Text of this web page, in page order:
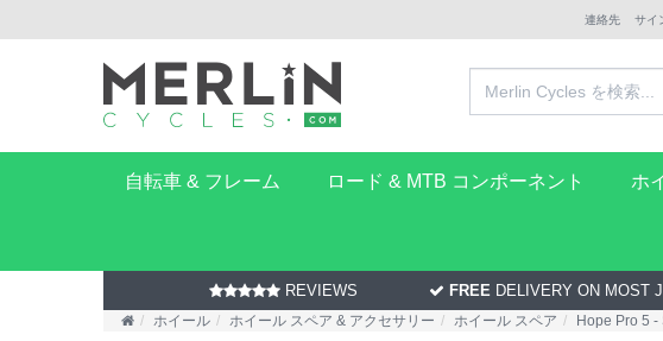
連絡先 サイ
自転車 & フレーム ロード & MTB コンポーネント ホ
REVIEWS FREE DELIVERY ON MOST
ホイール ホイール スペア & アクセサリー ホイール スペア Hope Pro 5